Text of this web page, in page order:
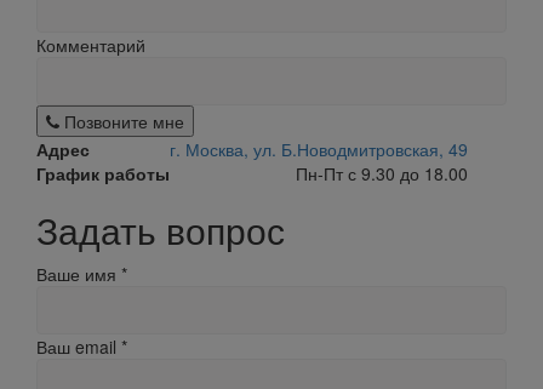
Комментарий
Позвоните мне
Адрес
г. Москва, ул. Б.Новодмитровская, 49
График работы
Пн-Пт с 9.30 до 18.00
Задать вопрос
Ваше имя *
Ваш email *